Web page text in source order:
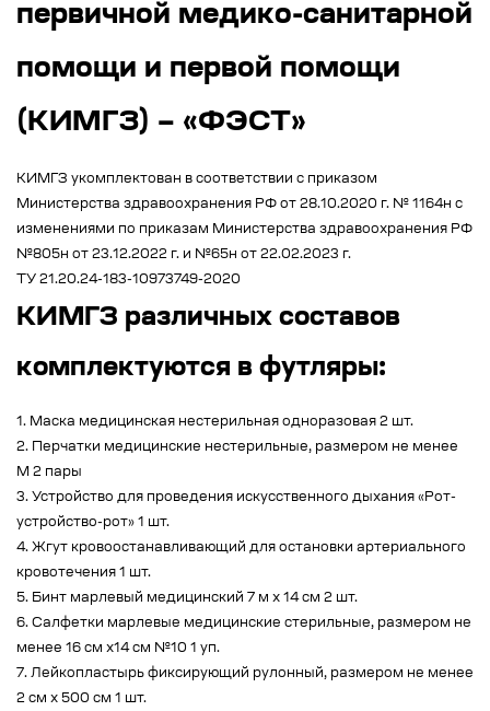
первичной медико-санитарной
помощи и первой помощи
(КИМГЗ) – «ФЭСТ»
КИМГЗ укомплектован в соответствии с приказом
Министерства здравоохранения РФ от 28.10.2020 г. № 1164н с
изменениями по приказам Министерства здравоохранения РФ
№805н от 23.12.2022 г. и №65н от 22.02.2023 г.
ТУ 21.20.24-183-10973749-2020
КИМГЗ различных составов
комплектуются в футляры:
1. Маска медицинская нестерильная одноразовая 2 шт.
2. Перчатки медицинские нестерильные, размером не менее
М 2 пары
3. Устройство для проведения искусственного дыхания «Рот-
устройство-рот» 1 шт.
4. Жгут кровоостанавливающий для остановки артериального
кровотечения 1 шт.
5. Бинт марлевый медицинский 7 м х 14 см 2 шт.
6. Салфетки марлевые медицинские стерильные, размером не
менее 16 см х14 см №10 1 уп.
7. Лейкопластырь фиксирующий рулонный, размером не менее
2 см x 500 см 1 шт.